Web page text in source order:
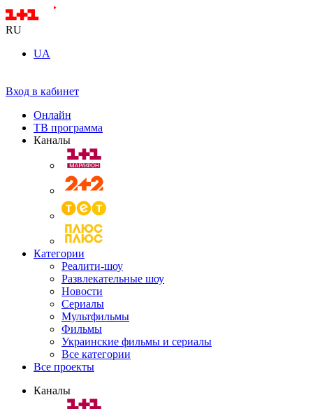
RU
UA
Вход в кабинет
Онлайн
ТВ программа
Каналы
Категории
Реалити-шоу
Развлекательные шоу
Новости
Сериалы
Мультфильмы
Фильмы
Украинские фильмы и сериалы
Все категории
Все проекты
Каналы